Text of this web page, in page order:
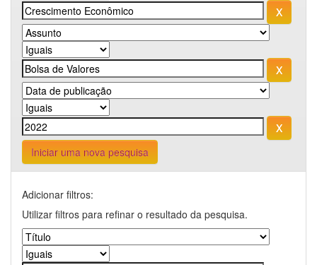
Iniciar uma nova pesquisa
Adicionar filtros:
Utilizar filtros para refinar o resultado da pesquisa.